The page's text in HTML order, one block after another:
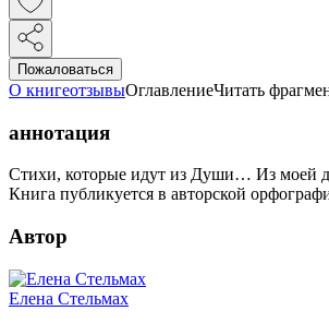
Пожаловаться
О книгеотзывыОглавлениеЧитать
аннотация
Стихи, которые идут из Души… Из моей
Книга публикуется в авторской
Автор
Елена Стельмах